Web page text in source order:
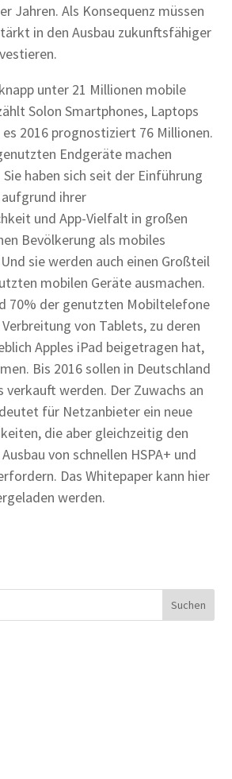
Jahren. Als Konsequenz müssen
in den Ausbau zukunftsfähiger
unter 21 Millionen mobile
Solon Smartphones, Laptops
2016 prognostiziert 76 Millionen.
Endgeräte machen
haben sich seit der Einführung
ihrer
und App-Vielfalt in großen
Bevölkerung als mobiles
sie werden auch einen Großteil
mobilen Geräte ausmachen.
70% der genutzten Mobiltelefone
von Tablets, zu deren
Apples iPad beigetragen hat,
Bis 2016 sollen in Deutschland
verkauft werden. Der Zuwachs an
für Netzanbieter ein neue
die aber gleichzeitig den
von schnellen HSPA+ und
Das Whitepaper kann hier
werden.